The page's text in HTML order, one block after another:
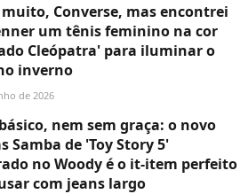
Converse, mas encontrei
um tênis feminino na cor
Cleópatra' para iluminar o
inverno
de 2026
nem sem graça: o novo
Samba de 'Toy Story 5'
no Woody é o it-item perfeito
com jeans largo